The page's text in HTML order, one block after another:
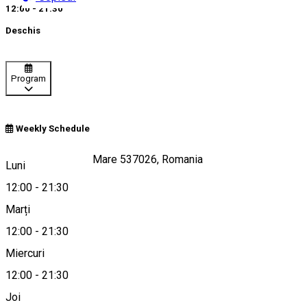
12:00 - 21:30
Deschis
Program
Weekly Schedule
Luni
12:00 - 21:30
Marți
12:00 - 21:30
Miercuri
12:00 - 21:30
Joi
Péter utca 1, Satu Mare 537026, Romania
Hartă